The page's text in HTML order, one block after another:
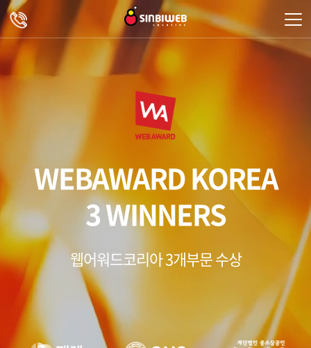
주메뉴 바로가기
컨텐츠 바로가기
WEBAWARD KOREA
3 WINNERS
웹어워드코리아 3개부문 수상